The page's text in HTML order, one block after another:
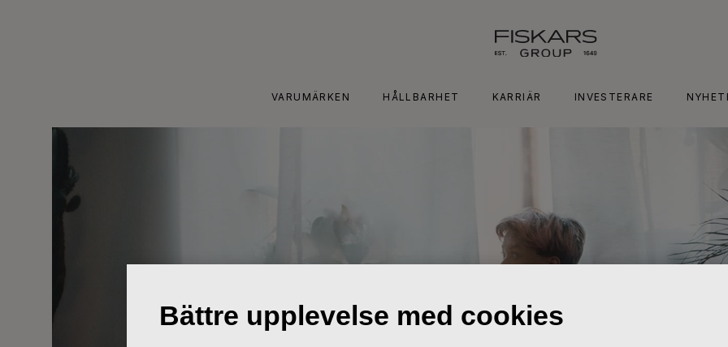
VARUMÄRKEN HÅLLBARHET KARRIÄR INVESTERARE
Bättre upplevelse med cookies